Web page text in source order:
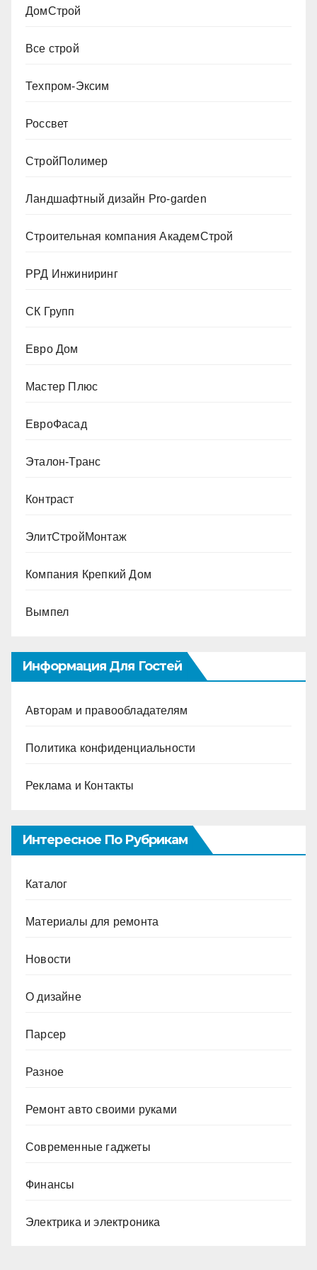
ДомСтрой
Все строй
Техпром-Эксим
Россвет
СтройПолимер
Ландшафтный дизайн Pro-garden
Строительная компания АкадемСтрой
РРД Инжиниринг
СК Групп
Евро Дом
Мастер Плюс
ЕвроФасад
Эталон-Транс
Контраст
ЭлитСтройМонтаж
Компания Крепкий Дом
Вымпел
Информация Для Гостей
Авторам и правообладателям
Политика конфиденциальности
Реклама и Контакты
Интересное По Рубрикам
Каталог
Материалы для ремонта
Новости
О дизайне
Парсер
Разное
Ремонт авто своими руками
Современные гаджеты
Финансы
Электрика и электроника